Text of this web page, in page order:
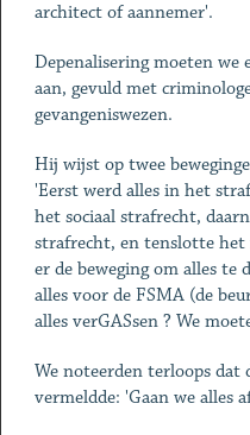
architect of aannemer'.
Depenalisering moeten
aan, gevuld met
gevangeniswezen.
Hij wijst op twee
'Eerst werd alles in het
het sociaal strafrecht,
strafrecht, en tenslotte het
er de beweging om alles te
alles voor de FSMA (de
alles verGASsen ? We
We noteerden terloops
vermeldde: 'Gaan we